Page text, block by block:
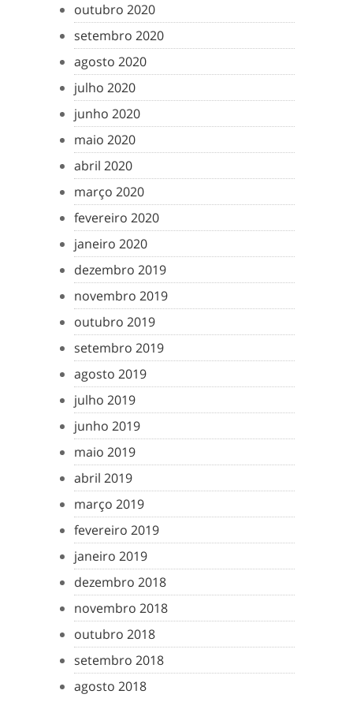
outubro 2020
setembro 2020
agosto 2020
julho 2020
junho 2020
maio 2020
abril 2020
março 2020
fevereiro 2020
janeiro 2020
dezembro 2019
novembro 2019
outubro 2019
setembro 2019
agosto 2019
julho 2019
junho 2019
maio 2019
abril 2019
março 2019
fevereiro 2019
janeiro 2019
dezembro 2018
novembro 2018
outubro 2018
setembro 2018
agosto 2018